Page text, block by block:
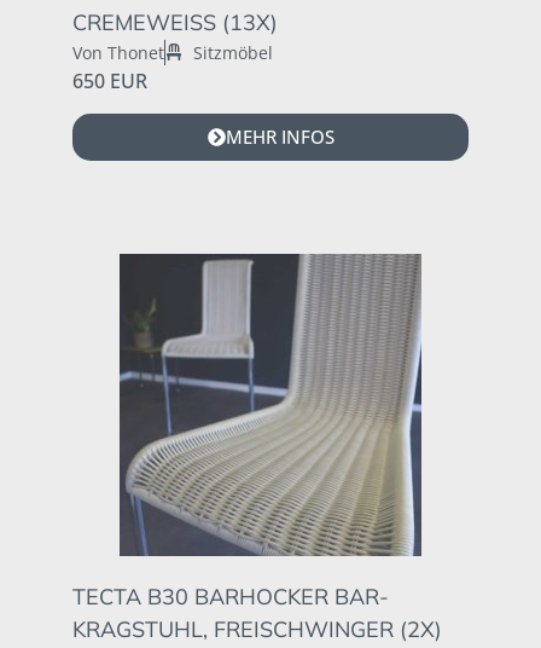
CREMEWEISS (13X)
Von Thonet Sitzmöbel
650 EUR
MEHR INFOS
TECTA B30 BARHOCKER BAR-
KRAGSTUHL, FREISCHWINGER (2X)